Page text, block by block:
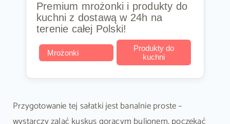
Premium mrożonki i produkty do
kuchni z dostawą w 24h na
terenie całej Polski!
Mrożonki
Produkty do
kuchni
Przygotowanie tej sałatki jest banalnie proste –